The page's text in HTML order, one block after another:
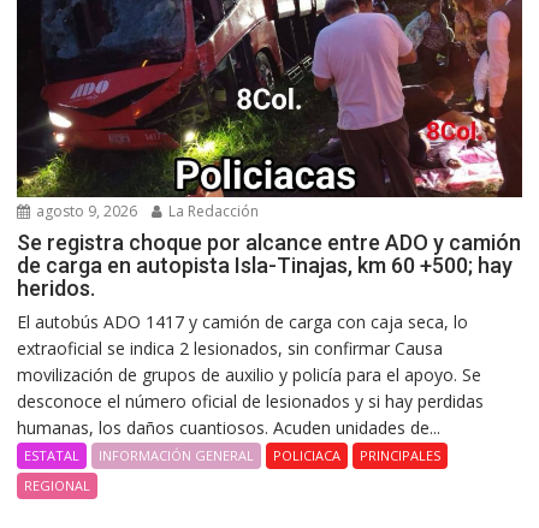
agosto 9, 2026 La Redacción
Se registra choque por alcance entre ADO y camión
de carga en autopista Isla-Tinajas, km 60 +500; hay
heridos.
El autobús ADO 1417 y camión de carga con caja seca, lo
extraoficial se indica 2 lesionados, sin confirmar Causa
movilización de grupos de auxilio y policía para el apoyo. Se
desconoce el número oficial de lesionados y si hay perdidas
humanas, los daños cuantiosos. Acuden unidades de...
ESTATAL INFORMACIÓN GENERAL POLICIACA
PRINCIPALES
REGIONAL